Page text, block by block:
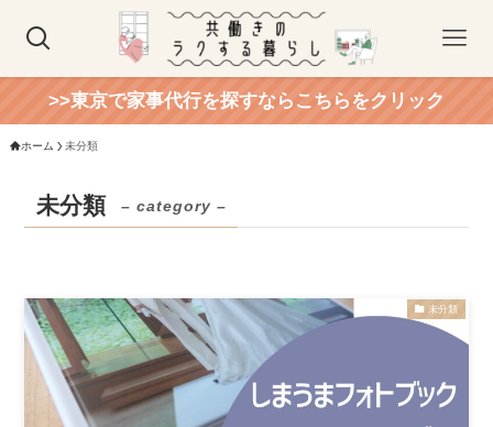
>>東京で家事代行を探すならこちらをクリック
ホーム 未分類
未分類 – category –
未分類